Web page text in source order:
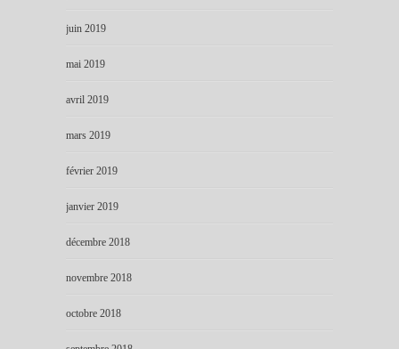
juin 2019
mai 2019
avril 2019
mars 2019
février 2019
janvier 2019
décembre 2018
novembre 2018
octobre 2018